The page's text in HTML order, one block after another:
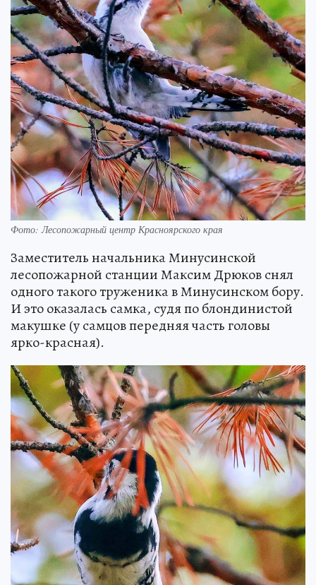
Фото: Лесопожарный центр Красноярского края
Заместитель начальника Минусинской
лесопожарной станции Максим Дрюков снял
одного такого труженика в Минусинском бору.
И это оказалась самка, судя по блондинистой
макушке (у самцов передняя часть головы
ярко-красная).